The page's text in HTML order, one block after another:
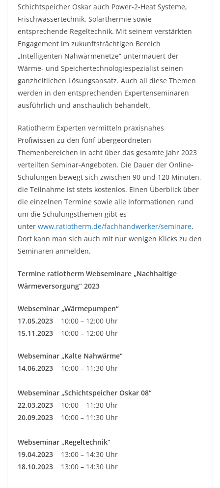
Schichtspeicher Oskar auch Power-2-Heat Systeme,
Frischwassertechnik, Solarthermie sowie
entsprechende Regeltechnik. Mit seinem verstärkten
Engagement im zukunftsträchtigen Bereich
„Intelligenten Nahwärmenetze“ untermauert der
Wärme- und Speichertechnologiespezialist seinen
ganzheitlichen Lösungsansatz. Auch all diese Themen
werden in den entsprechenden Expertenseminaren
ausführlich und anschaulich behandelt.
Ratiotherm Experten vermitteln praxisnahes
Profiwissen zu den fünf übergeordneten
Themenbereichen in acht über das gesamte Jahr 2023
verteilten Seminar-Angeboten. Die Dauer der Online-
Schulungen bewegt sich zwischen 90 und 120 Minuten,
die Teilnahme ist stets kostenlos. Einen Überblick über
die einzelnen Termine sowie alle Informationen rund
um die Schulungsthemen gibt es
unter www.ratiotherm.de/fachhandwerker/seminare.
Dort kann man sich auch mit nur wenigen Klicks zu den
Seminaren anmelden.
Termine ratiotherm Webseminare „Nachhaltige
Wärmeversorgung“ 2023
Webseminar „Wärmepumpen“
17.05.2023
10:00 – 12:00 Uhr
15.11.2023 10:00 – 12:00 Uhr
Webseminar „Kalte Nahwärme“
14.06.2023 10:00 – 11:30 Uhr
Webseminar „Schichtspeicher Oskar 08“
22.03.2023
10:00 – 11:30 Uhr
20.09.2023
10:00 – 11:30 Uhr
Webseminar „Regeltechnik“
19.04.2023
13:00 – 14:30 Uhr
18.10.2023
13:00 – 14:30 Uhr